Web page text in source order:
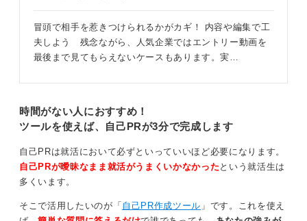
冒頭で相手を惹きつけられるかがカギ！ 内容や編集で工
夫しよう 残念ながら、人気企業ではエントリー動画を
最後まで見てもらえないケースもあります。実…
時間がない人におすすめ！
ツールを使えば、自己PRが3分で完成します
自己PRは就活において必ずといっていいほど必要になります。
自己PRが曖昧なまま就活がうまくいかなかった という就活生は
多くいます。
そこで活用したいのが「自己PR作成ツール 」です。これを使え